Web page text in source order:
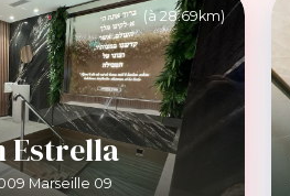
(à 28.69km)
Estrella
Marseille 09